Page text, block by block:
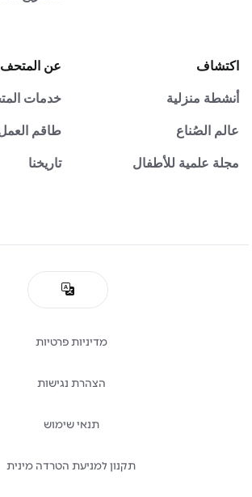
اكتشاف
أنشطة منزلية
عالم الصُناع
مجلة علمية للأطفال
عن المتحف
خدمات
طاقم
تاريخنا
מדיניות פרטיות
הצהרת נגישות
תנאי שימוש
תקנון למניעת הטרדה מינית